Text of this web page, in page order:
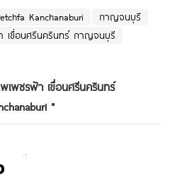
Kanchanaburi
กาญจนบุรี
เขื่อนศรีนครินทร์ กาญจนบุรี
เพชรฟ้า เขื่อนศรีนครินทร์
"